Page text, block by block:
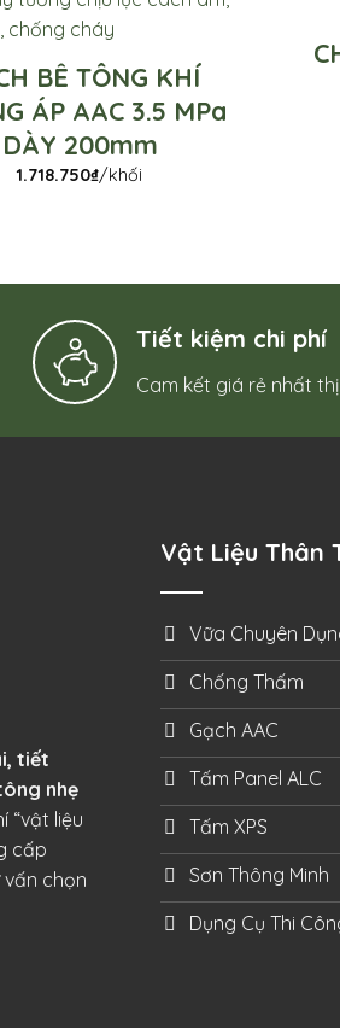
BÊ TÔNG KHÍ
ÁP AAC 3.5 MPa
DÀY 200mm
1.718.750₫/khối
Tiết kiệm chi phí
Cam kết giá rẻ nhất
tiết
nhẹ
“vật liệu
cấp
chọn
Vật Liệu Thân
Vữa Chuyên
Chống Thấm
Gạch AAC
Tấm Panel ALC
Tấm XPS
Sơn Thông Minh
Dụng Cụ Thi